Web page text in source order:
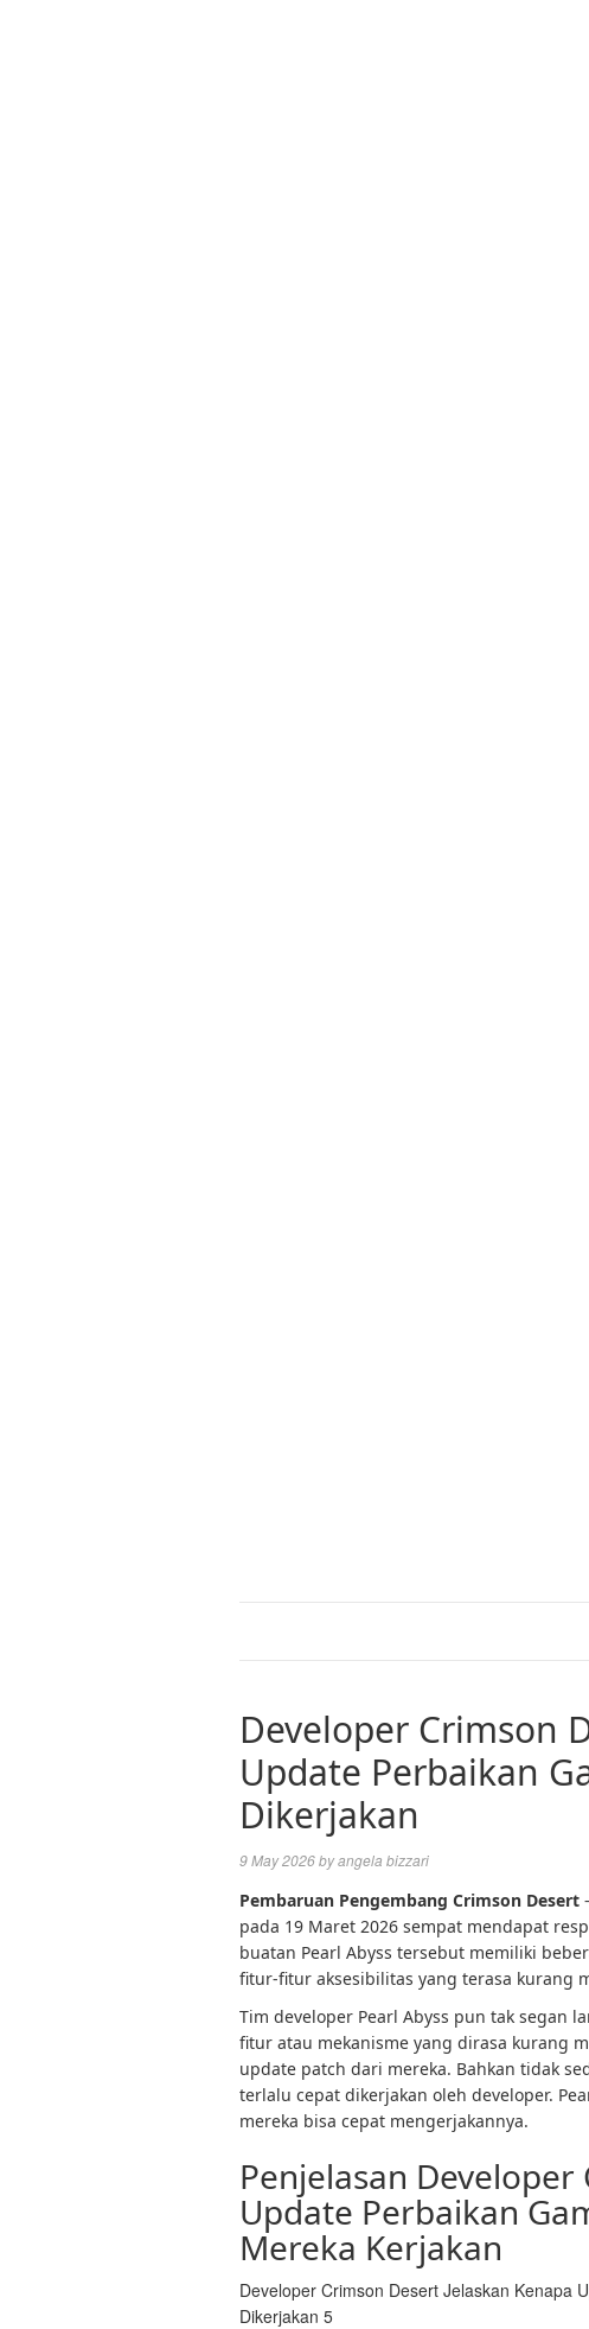
Developer Crimson
Update Perbaikan
Dikerjakan
9 May 2026byangela bizzari
Pembaruan Pengembang Crimson Desert
pada 19 Maret 2026 sempat mendapat
buatan Pearl Abyss tersebut memiliki
fitur-fitur aksesibilitas yang terasa kurang
Tim developer Pearl Abyss pun tak segan
fitur atau mekanisme yang dirasa kurang
update patch dari mereka. Bahkan tidak
terlalu cepat dikerjakan oleh developer.
mereka bisa cepat mengerjakannya.
Penjelasan
Update Perbaikan
Mereka Kerjakan
Developer Crimson Desert Jelaskan Kenapa
Dikerjakan 5